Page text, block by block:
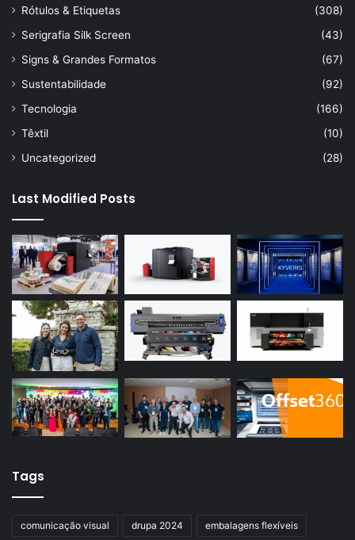
Rótulos & Etiquetas
(308)
Serigrafia Silk Screen
(43)
Signs & Grandes Formatos
(67)
Sustentabilidade
(92)
Tecnologia
(166)
Têxtil
(10)
Uncategorized
(28)
Last Modified Posts
Tags
comunicação visual drupa 2024 embalagens flexíveis